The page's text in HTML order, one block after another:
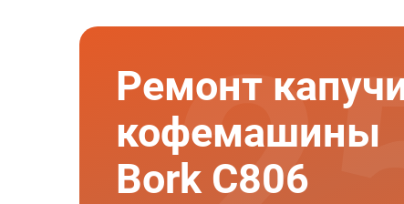
Ремонт
кофемашины
Bork C806